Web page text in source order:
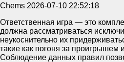
Chems 2026-07-10 22:52:18
Ответственная игра — это
должна рассматриваться
неукоснительно их
такие как погоня за проигрышем
Соблюдение данных правил